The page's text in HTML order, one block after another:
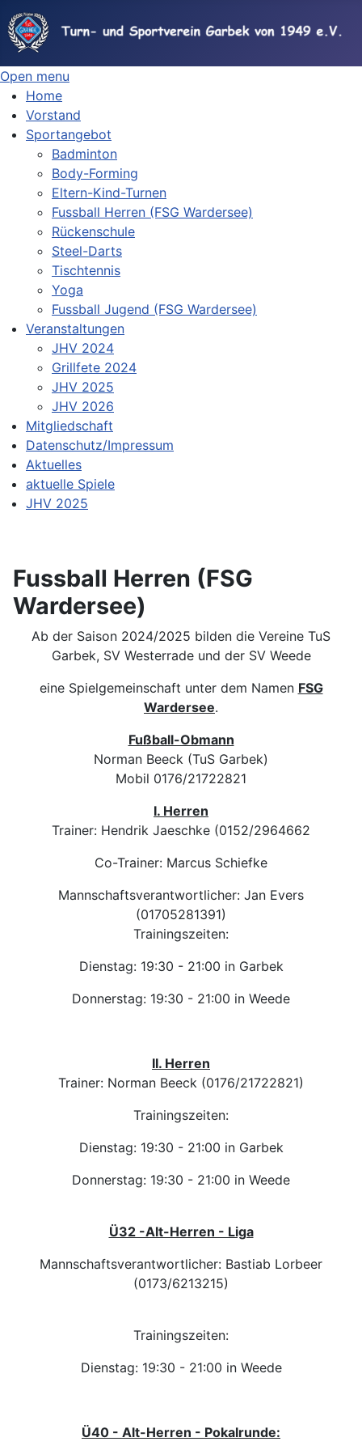
Open menu
Home
Vorstand
Sportangebot
Badminton
Body-Forming
Eltern-Kind-Turnen
Fussball Herren (FSG Wardersee)
Rückenschule
Steel-Darts
Tischtennis
Yoga
Fussball Jugend (FSG Wardersee)
Veranstaltungen
JHV 2024
Grillfete 2024
JHV 2025
JHV 2026
Mitgliedschaft
Datenschutz/Impressum
Aktuelles
aktuelle Spiele
JHV 2025
Fussball Herren (FSG
Wardersee)
Ab der Saison 2024/2025 bilden die Vereine TuS
Garbek, SV Westerrade und der SV Weede
eine Spielgemeinschaft unter dem Namen FSG
Wardersee.
Fußball-Obmann
Norman Beeck (TuS Garbek)
Mobil 0176/21722821
I. Herren
Trainer: Hendrik Jaeschke (0152/2964662
Co-Trainer: Marcus Schiefke
Mannschaftsverantwortlicher: Jan Evers
(01705281391)
Trainingszeiten:
Dienstag: 19:30 - 21:00 in Garbek
Donnerstag: 19:30 - 21:00 in Weede
II. Herren
Trainer: Norman Beeck (0176/21722821)
Trainingszeiten:
Dienstag: 19:30 - 21:00 in Garbek
Donnerstag: 19:30 - 21:00 in Weede
Ü32 -Alt-Herren - Liga
Mannschaftsverantwortlicher: Bastiab Lorbeer
(0173/6213215)
Trainingszeiten:
Dienstag: 19:30 - 21:00 in Weede
Ü40 - Alt-Herren - Pokalrunde: